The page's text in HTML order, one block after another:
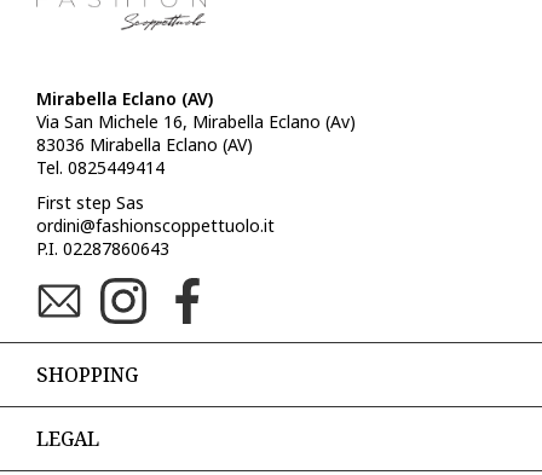
Mirabella Eclano (AV)
Via San Michele 16, Mirabella Eclano (Av)
83036 Mirabella Eclano (AV)
Tel. 0825449414
First step Sas
ordini@fashionscoppettuolo.it
P.I. 02287860643
SHOPPING
LEGAL